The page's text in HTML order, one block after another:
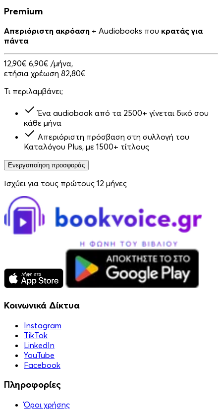
Premium
Απεριόριστη ακρόαση + Audiobooks που κρατάς για
πάντα
12,90€ 6,90€ /μήνα,
ετήσια χρέωση 82,80€
Τι περιλαμβάνει;
Ένα audiobook από τα 2500+ γίνεται δικό σου
κάθε μήνα
Απεριόριστη πρόσβαση στη συλλογή του
Καταλόγου Plus, με 1500+ τίτλους
Ενεργοποίηση προσφοράς
Ισχύει για τους πρώτους 12 μήνες
Κοινωνικά Δίκτυα
Instagram
TikTok
LinkedIn
YouTube
Facebook
Πληροφορίες
Όροι χρήσης